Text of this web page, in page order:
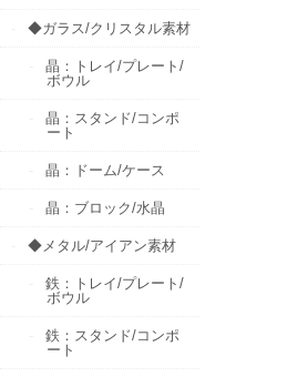
◆ガラス/クリスタル素材
晶：トレイ/プレート/
ボウル
晶：スタンド/コンポ
ート
晶：ドーム/ケース
晶：ブロック/水晶
◆メタル/アイアン素材
鉄：トレイ/プレート/
ボウル
鉄：スタンド/コンポ
ート